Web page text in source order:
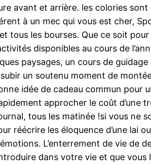
avant et arrière. les colories
à un mec qui vous est cher,
tous les bourses. Que ce soit
disponibles au cours de
paysages, un cours de
subir un soutenu moment de
idée de cadeau commun pour
approcher le coût d’une
tous les matinée !si vous ne
réécrire les éloquence d’une lai
L’enterrement de vie de
dans votre vie et que